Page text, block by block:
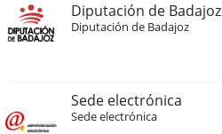
Diputación de Badajoz
Diputación de Badajoz
Sede electrónica
Sede electrónica